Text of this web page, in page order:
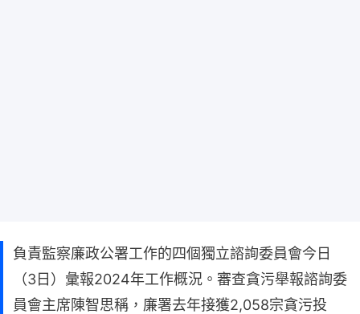
負責監察廉政公署工作的四個獨立諮詢委員會今日
（3日）彙報2024年工作概況。審查貪污舉報諮詢委
員會主席陳智思稱，廉署去年接獲2,058宗貪污投